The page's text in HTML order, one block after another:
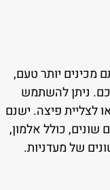
יותר טעם,
ניתן להשתמש
לצליית פיצה. ישנם
כולל אלמון,
של מעדניות.